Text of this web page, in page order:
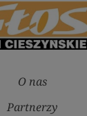
O nas
Partnerzy